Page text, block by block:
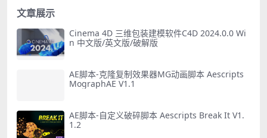
文章展示
Cinema 4D 三维包装建模软件C4D 2024.0.0 Wi
n 中文版/英文版/破解版
AE脚本-克隆复制效果器MG动画脚本 Aescripts
MographAE V1.1
AE脚本-自定义破碎脚本 Aescripts Break It V1.
1.2